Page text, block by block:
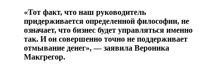
«Тот факт, что наш руководитель
придерживается определенной философии, не
означает, что бизнес будет управляться именно
так. И он совершенно точно не поддерживает
отмывание денег», — заявила Вероника
Макгрегор.